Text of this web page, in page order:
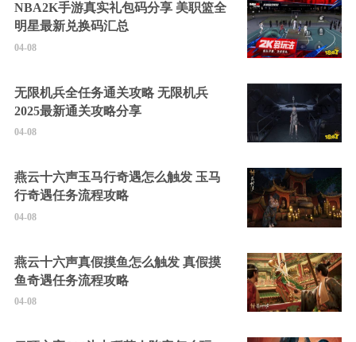
NBA2K手游真实礼包码分享 美职篮全
明星最新兑换码汇总
04-08
无限机兵全任务通关攻略 无限机兵
2025最新通关攻略分享
04-08
燕云十六声玉马行奇遇怎么触发 玉马
行奇遇任务流程攻略
04-08
燕云十六声真假摸鱼怎么触发 真假摸
鱼奇遇任务流程攻略
04-08